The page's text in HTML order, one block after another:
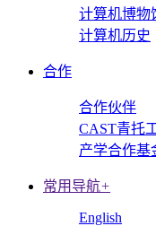
计算机博物
计算机历史
合作
合作伙伴
CAST青托
产学合作基
常用导航+
English